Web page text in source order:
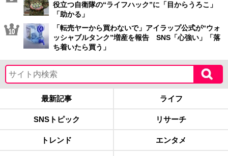
役立つ自衛隊の“ライフハック”に「目からうろこ」
「助かる」
「転売ヤーから買わないで」アイラップ公式が“ウォ
ッシャブルタンク”増産を報告 SNS「心強い」「落
ち着いたら買う」
最新記事 ライフ
SNSトピック リサーチ
トレンド エンタメ